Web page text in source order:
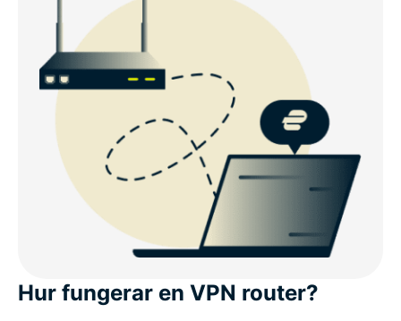
Hur fungerar en VPN router?